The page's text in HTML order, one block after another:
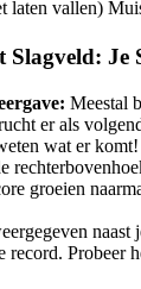
laten vallen)
Slagveld: Je
Meestal
er als
wat er komt!
groeien
naast
record. Probeer